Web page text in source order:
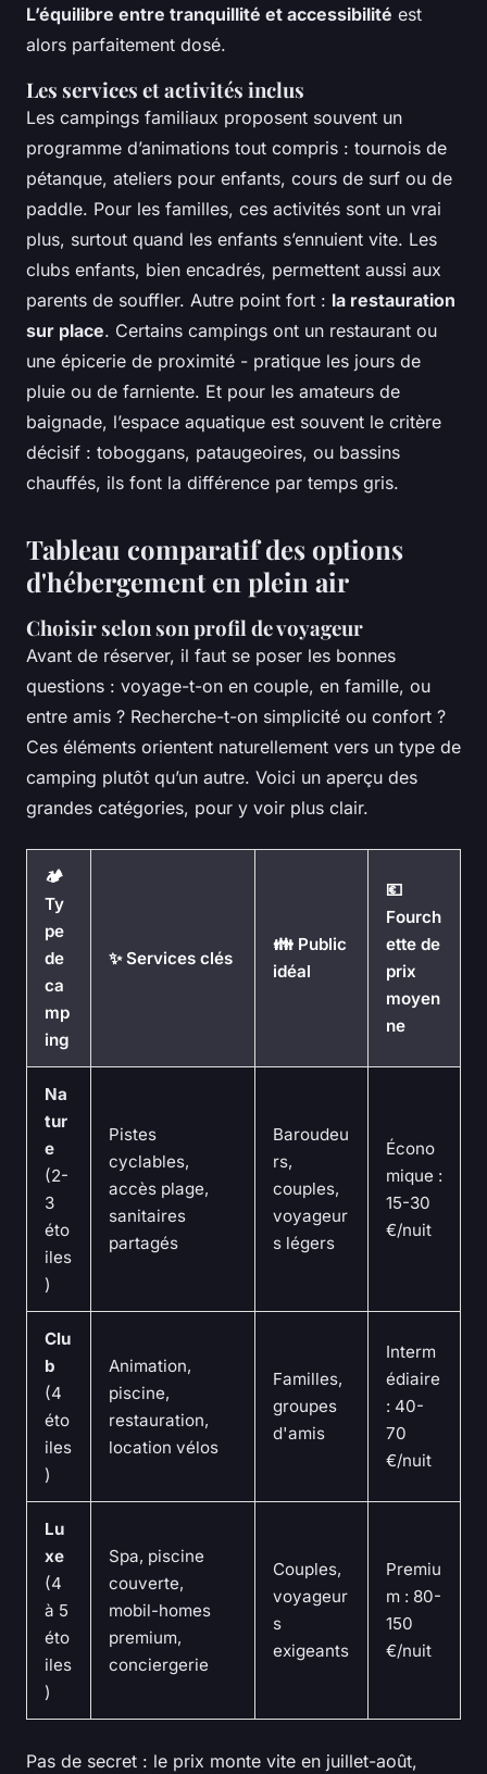
L’équilibre entre tranquillité et accessibilité est
alors parfaitement dosé.
Les services et activités inclus
Les campings familiaux proposent souvent un
programme d’animations tout compris : tournois de
pétanque, ateliers pour enfants, cours de surf ou de
paddle. Pour les familles, ces activités sont un vrai
plus, surtout quand les enfants s’ennuient vite. Les
clubs enfants, bien encadrés, permettent aussi aux
parents de souffler. Autre point fort : la restauration
sur place. Certains campings ont un restaurant ou
une épicerie de proximité - pratique les jours de
pluie ou de farniente. Et pour les amateurs de
baignade, l’espace aquatique est souvent le critère
décisif : toboggans, pataugeoires, ou bassins
chauffés, ils font la différence par temps gris.
Tableau comparatif des options
d'hébergement en plein air
Choisir selon son profil de voyageur
Avant de réserver, il faut se poser les bonnes
questions : voyage-t-on en couple, en famille, ou
entre amis ? Recherche-t-on simplicité ou confort ?
Ces éléments orientent naturellement vers un type de
camping plutôt qu’un autre. Voici un aperçu des
grandes catégories, pour y voir plus clair.
🏕️
Ty
pe
de
ca
mp
ing
✨ Services clés
👪 Public
idéal
💶
Fourch
ette de
prix
moyen
ne
Na
tur
e
(2-
3
éto
iles
)
Pistes
cyclables,
accès plage,
sanitaires
partagés
Baroudeu
rs,
couples,
voyageur
s légers
Écono
mique :
15-30
€/nuit
Clu
b
(4
éto
iles
)
Animation,
piscine,
restauration,
location vélos
Familles,
groupes
d'amis
Interm
édiaire
: 40-
70
€/nuit
Lu
xe
(4
à 5
éto
iles
)
Spa, piscine
couverte,
mobil-homes
premium,
conciergerie
Couples,
voyageur
s
exigeants
Premiu
m : 80-
150
€/nuit
Pas de secret : le prix monte vite en juillet-août,